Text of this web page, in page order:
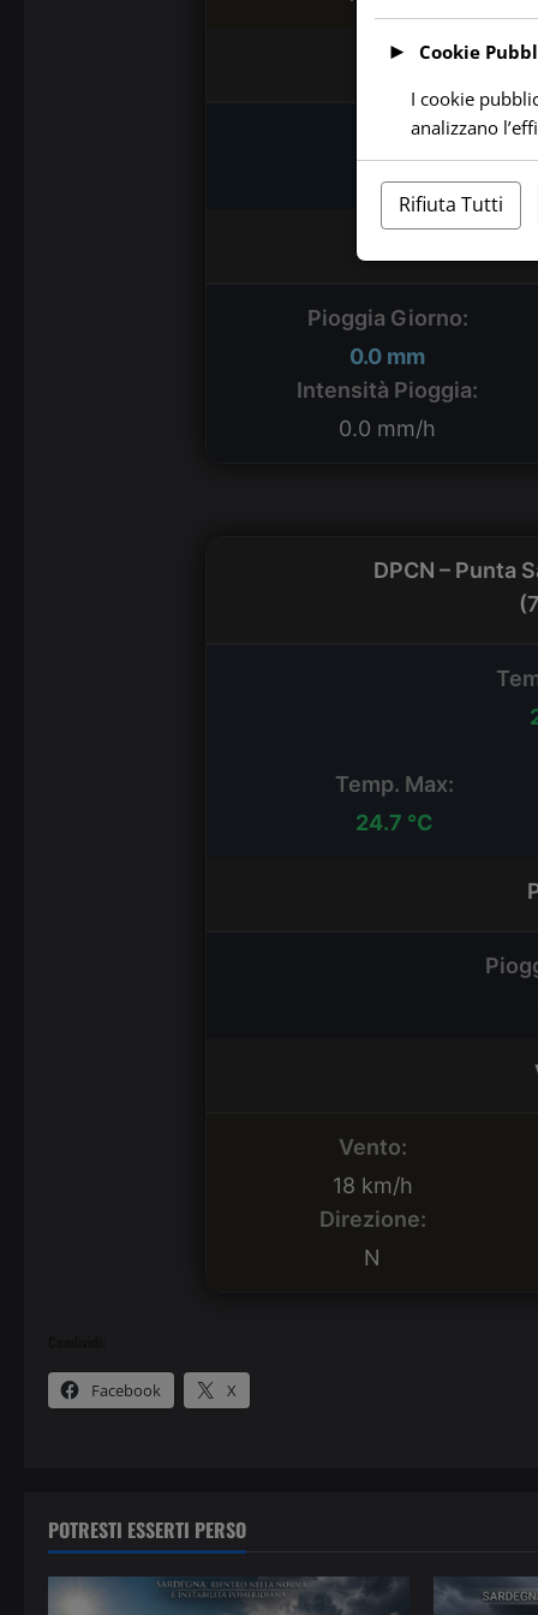
Estremi
Max:
Pioggia Giorno:
0.0 mm
Intensità Pioggia:
0.0 mm/h
DPCN – Punta
(
Temp. Max:
24.7 °C
Vento:
18 km/h
Direzione:
N
Facebook X
POTRESTI ESSERTI PERSO
►
Cookie
I cookie
analizzano
Rifiuta Tutti